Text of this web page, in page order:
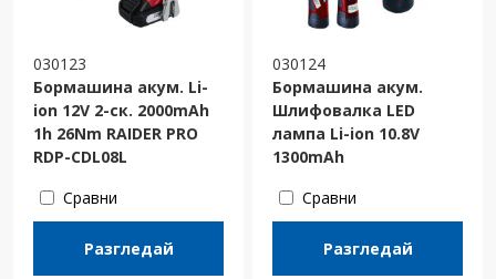
030123
Бормашина акум. Li-
ion 12V 2-ск. 2000mAh
1h 26Nm RAIDER PRO
RDP-CDL08L
Сравни
Разгледай
030124
Бормашина акум.
Шлифовалка LED
лампа Li-ion 10.8V
1300mAh
Сравни
Разгледай